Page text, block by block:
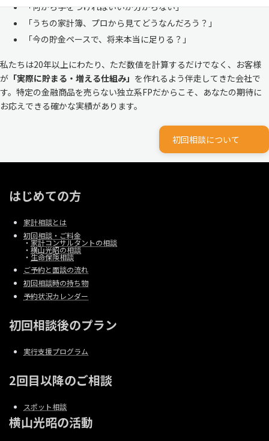
「何から手をつければいいか分からない」
「うちの家計簿、プロから見てどうなんだろう？」
「今の貯金ペースで、将来本当に足りる？」
私たちは20年以上にわたり、ただ数値を計算するだけでなく、お客様
が 「実際に貯まる・増える仕組み」 を作れるよう伴走してきた会社で
す。特定の金融商品を売らない独立系FPだからこそ、あなたの期待に
お応えできる確かな実績があります。
初回相談について
はじめての方
家計相談とは
初回相談・ご料金
・家計コンサルタントの相談
・ 横山光昭の相談
・ 生命保険相談
ご予約と面談の流れ
初回相談時の持ち物
予約状況カレンダー
初回相談後のプラン
実行支援プログラム
2回目以降のご相談
スポット相談
横山光昭の活動